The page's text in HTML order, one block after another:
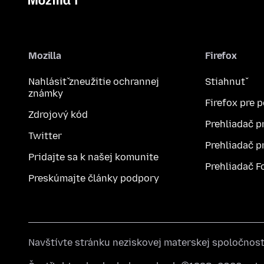
Mozilla
Nahlásiť zneužitie ochrannej
známky
Zdrojový kód
Twitter
Pridajte sa k našej komunite
Preskúmajte články podpory
Firefox
Stiahnuť
Firefox pre
Prehliadač
Prehliadač
Prehliadač
Navštívte stránku neziskovej materskej